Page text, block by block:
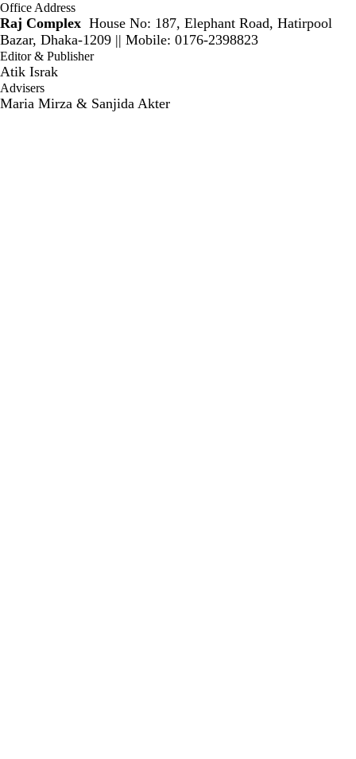
Office Address
Raj Complex House No: 187, Elephant Road, Hatirpool
Bazar, Dhaka-1209 || Mobile: 0176-2398823
Editor & Publisher
Atik Israk
Advisers
Maria Mirza & Sanjida Akter